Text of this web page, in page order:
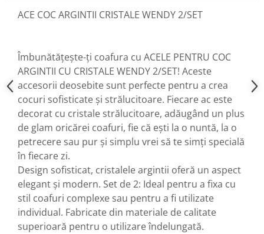
ACE COC ARGINTII CRISTALE WENDY 2/SET
Îmbunătățește-ți coafura cu ACELE PENTRU COC
ARGINTII CU CRISTALE WENDY 2/SET! Aceste
accesorii deosebite sunt perfecte pentru a crea
cocuri sofisticate și strălucitoare. Fiecare ac este
decorat cu cristale strălucitoare, adăugând un plus
de glam oricărei coafuri, fie că ești la o nuntă, la o
petrecere sau pur și simplu vrei să te simți specială
în fiecare zi.
Design sofisticat, cristalele argintii oferă un aspect
elegant și modern. Set de 2: Ideal pentru a fixa cu
stil coafuri complexe sau pentru a fi utilizate
individual. Fabricate din materiale de calitate
superioară pentru o utilizare îndelungată.